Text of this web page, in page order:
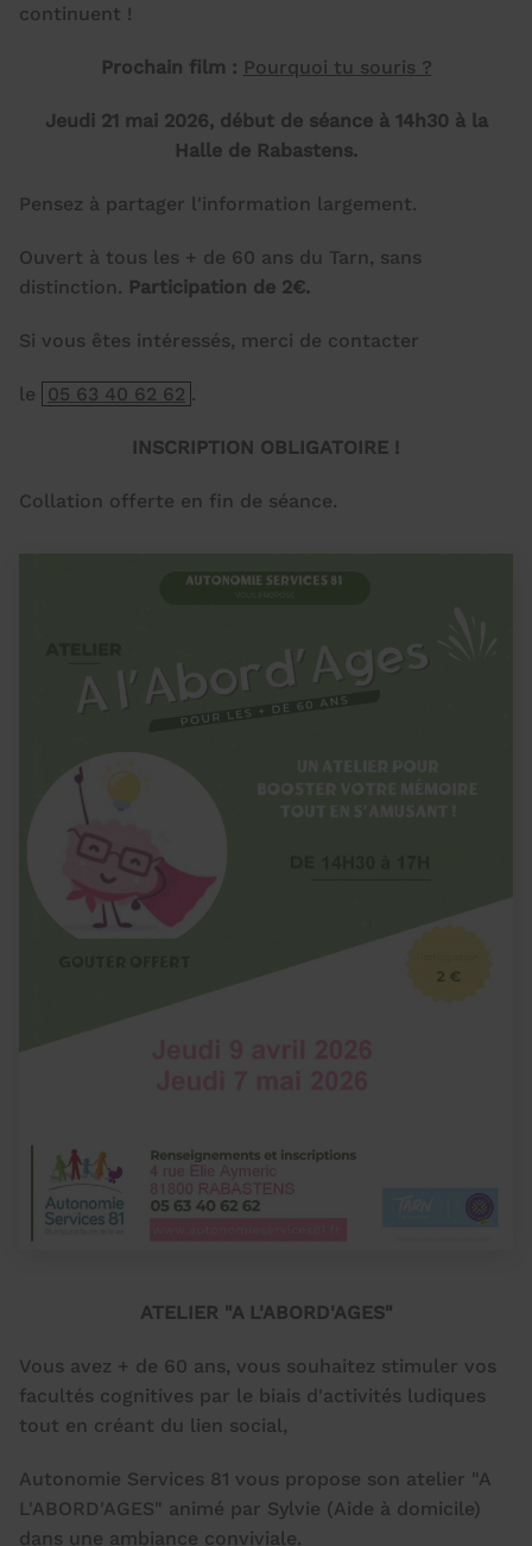
continuent !
Prochain film : Pourquoi tu souris ?
Jeudi 21 mai 2026, début de séance à 14h30 à la
Halle de Rabastens.
Pensez à partager l'information largement.
Ouvert à tous les + de 60 ans du Tarn, sans
distinction. Participation de 2€.
Si vous êtes intéressés, merci de contacter
le 05 63 40 62 62 .
INSCRIPTION OBLIGATOIRE !
Collation offerte en fin de séance.
ATELIER "A L'ABORD'AGES"
Vous avez + de 60 ans, vous souhaitez stimuler vos
facultés cognitives par le biais d'activités ludiques
tout en créant du lien social,
Autonomie Services 81 vous propose son atelier "A
L'ABORD'AGES" animé par Sylvie (Aide à domicile)
dans une ambiance conviviale.